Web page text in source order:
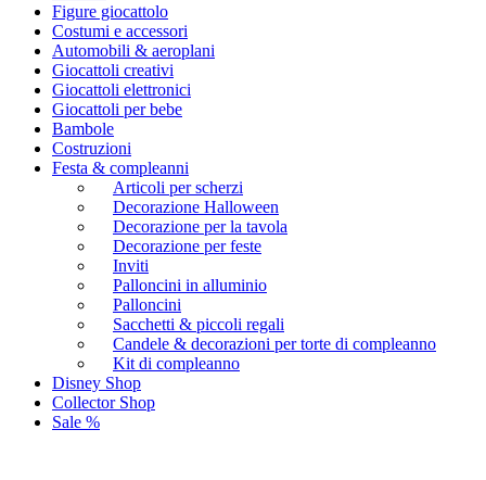
Figure giocattolo
Costumi e accessori
Automobili & aeroplani
Giocattoli creativi
Giocattoli elettronici
Giocattoli per bebe
Bambole
Costruzioni
Festa & compleanni
Articoli per scherzi
Decorazione Halloween
Decorazione per la tavola
Decorazione per feste
Inviti
Palloncini in alluminio
Palloncini
Sacchetti & piccoli regali
Candele & decorazioni per torte di compleanno
Kit di compleanno
Disney Shop
Collector Shop
Sale %